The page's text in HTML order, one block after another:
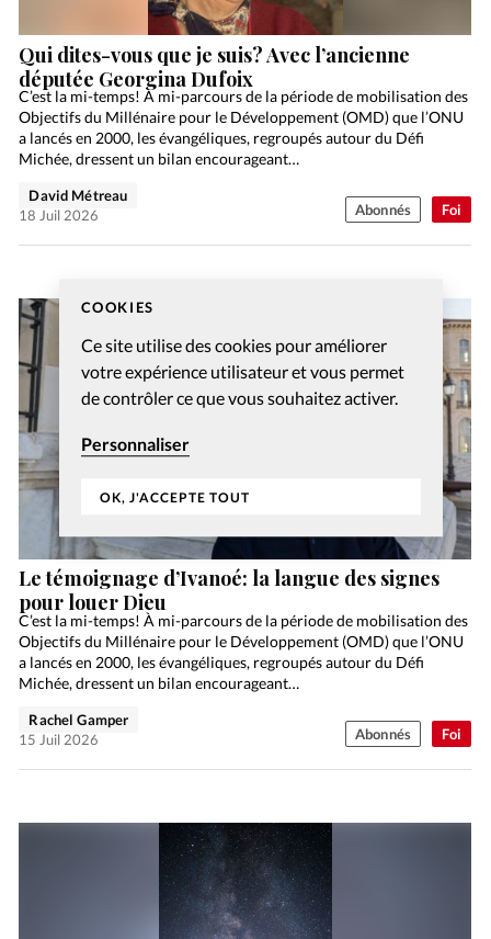
COOKIES
Ce site utilise des cookies pour améliorer
votre expérience utilisateur et vous permet
de contrôler ce que vous souhaitez activer.
Personnaliser
OK, J'ACCEPTE TOUT
Foi
Qui dites-vous que je suis? Avec l’ancienne
députée Georgina Dufoix
C’est la mi-temps! À mi-parcours de la période de mobilisation des
Objectifs du Millénaire pour le Développement (OMD) que l’ONU
a lancés en 2000, les évangéliques, regroupés autour du Défi
Michée, dressent un bilan encourageant…
David Métreau
18 Juil 2026
Abonnés
Foi
Le témoignage d’Ivanoé: la langue des signes
pour louer Dieu
C’est la mi-temps! À mi-parcours de la période de mobilisation des
Objectifs du Millénaire pour le Développement (OMD) que l’ONU
a lancés en 2000, les évangéliques, regroupés autour du Défi
Michée, dressent un bilan encourageant…
Rachel Gamper
15 Juil 2026
Abonnés